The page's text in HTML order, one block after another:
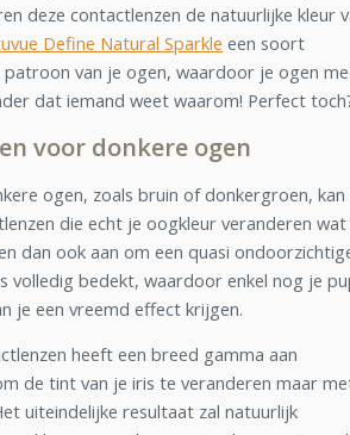
deze contactlenzen de natuurlijke kleur
Define Natural Sparkle een soort
van je ogen, waardoor je ogen
dat iemand weet waarom! Perfect
voor donkere ogen
ogen, zoals bruin of donkergroen, kan
die echt je oogkleur veranderen wat
dan ook aan om een quasi
volledig bedekt, waardoor enkel nog je
je een vreemd effect krijgen.
heeft een breed gamma aan
de tint van je iris te veranderen maar
uiteindelijke resultaat zal natuurlijk